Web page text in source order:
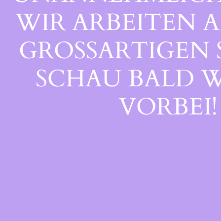
WIR ARBEITEN
GROSSARTIGEN
CHAU BALD
ORBEI!